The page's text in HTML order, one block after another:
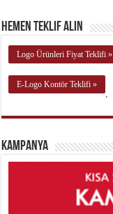
Hemen Teklif Alın
Logo Ürünleri Fiyat Teklifi »
E-Logo Kontör Teklifi »
.
Kampanya